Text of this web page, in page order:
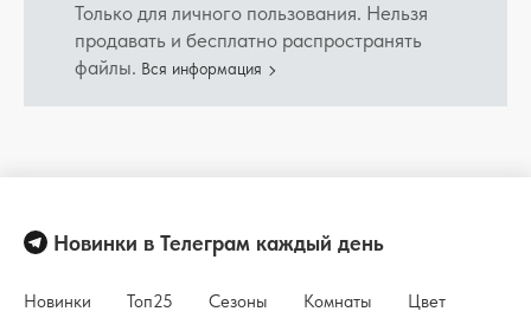
Только для личного пользования. Нельзя
продавать и бесплатно распространять
файлы. Вся информация
Новинки в Телеграм каждый день
Новинки Топ25 Сезоны Комнаты
Цвет